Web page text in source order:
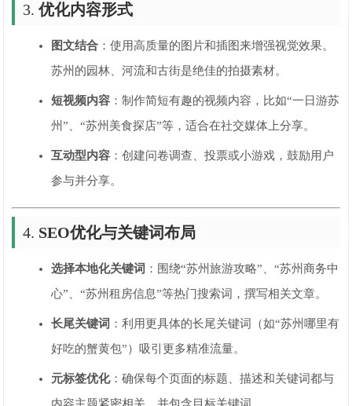
3.优化内容形式
图文结合 ：使用高质量的图片和插图来增强视觉效果。
苏州的园林、河流和古街是绝佳的拍摄素材。
短视频内容 ：制作简短有趣的视频内容，比如“一日游苏
州”、“苏州美食探店”等，适合在社交媒体上分享。
互动型内容 ：创建问卷调查、投票或小游戏，鼓励用户
参与并分享。
4. SEO优化与关键词布局
选择本地化关键词 ：围绕“苏州旅游攻略”、“苏州商务中
心”、“苏州租房信息”等热门搜索词，撰写相关文章。
长尾关键词 ：利用更具体的长尾关键词（如“苏州哪里有
好吃的蟹黄包”）吸引更多精准流量。
元标签优化：确保每个页面的标题、描述和关键词都与